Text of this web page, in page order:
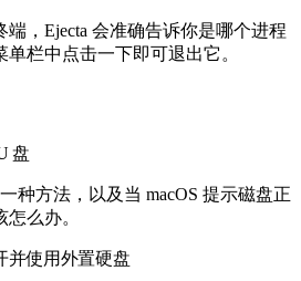
，Ejecta 会准确告诉你是哪个进程
栏中点击一下即可退出它。
盘
种方法，以及当 macOS 提示磁盘正
么办。
并使用外置硬盘